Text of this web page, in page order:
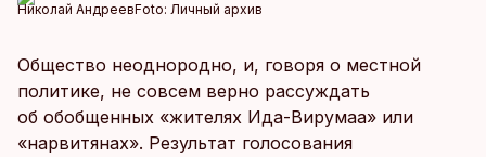
Николай АндреевFoto: Личный архив
Общество неоднородно, и, говоря о местной
политике, не совсем верно рассуждать
об обобщенных «жителях Ида-Вирумаа» или
«нарвитянах». Результат голосования